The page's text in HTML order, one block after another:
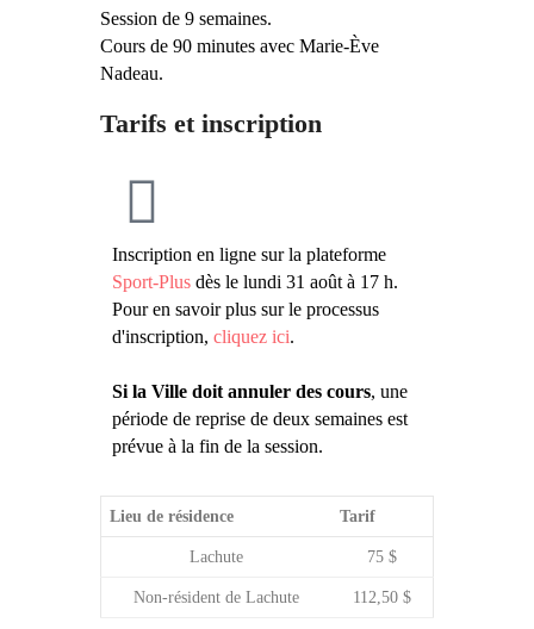
Session de 9 semaines.
Cours de 90 minutes avec Marie-Ève
Nadeau.
Tarifs et inscription
Inscription en ligne sur la plateforme
Sport-Plus dès le lundi 31 août à 17 h.
Pour en savoir plus sur le processus
d'inscription, cliquez ici.
Si la Ville doit annuler des cours, une
période de reprise de deux semaines est
prévue à la fin de la session.
Lieu de résidence Tarif
Lachute 75 $
Non-résident de Lachute 112,50 $